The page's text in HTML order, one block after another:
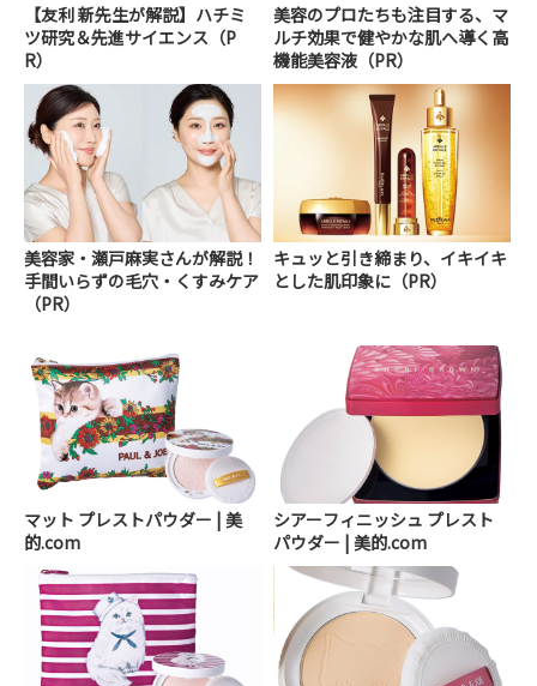
【友利 新先生が解説】ハチミ
ツ研究＆先進サイエンス（P
R）
美容のプロたちも注目する、マ
ルチ効果で健やかな肌へ導く高
機能美容液（PR）
美容家・瀬戸麻実さんが解説！
手間いらずの毛穴・くすみケア
（PR）
キュッと引き締まり、イキイキ
とした肌印象に（PR）
マット プレストパウダー | 美
的.com
シアーフィニッシュ プレスト
パウダー | 美的.com